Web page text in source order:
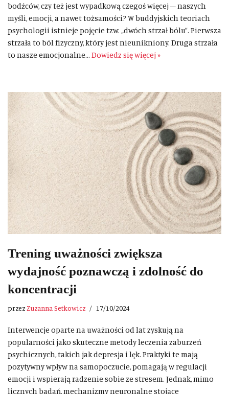
bodźców, czy też jest wypadkową czegoś więcej – naszych
myśli, emocji, a nawet tożsamości? W buddyjskich teoriach
psychologii istnieje pojęcie tzw. „dwóch strzał bólu”. Pierwsza
strzała to ból fizyczny, który jest nieunikniony. Druga strzała
to nasze emocjonalne… Dowiedz się więcej »
Trening uważności zwiększa
wydajność poznawczą i zdolność do
koncentracji
przezZuzanna Setkowicz 17/10/2024
Interwencje oparte na uważności od lat zyskują na
popularności jako skuteczne metody leczenia zaburzeń
psychicznych, takich jak depresja i lęk. Praktyki te mają
pozytywny wpływ na samopoczucie, pomagają w regulacji
emocji i wspierają radzenie sobie ze stresem. Jednak, mimo
licznych badań, mechanizmy neuronalne stojące